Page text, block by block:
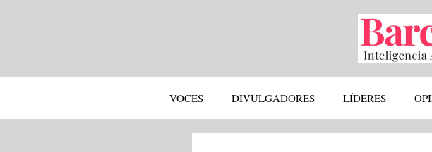
VOCES DIVULGADORES LÍDERES